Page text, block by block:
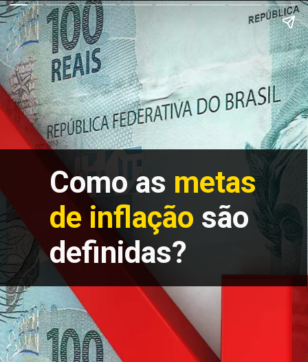
Como as metas
de inflação são
definidas?